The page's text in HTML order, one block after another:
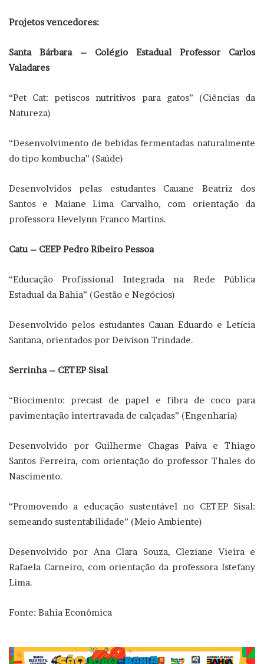
Projetos vencedores:
Santa Bárbara – Colégio Estadual Professor Carlos
Valadares
“Pet Cat: petiscos nutritivos para gatos” (Ciências da
Natureza)
“Desenvolvimento de bebidas fermentadas naturalmente
do tipo kombucha” (Saúde)
Desenvolvidos pelas estudantes Cauane Beatriz dos
Santos e Maiane Lima Carvalho, com orientação da
professora Hevelynn Franco Martins.
Catu – CEEP Pedro Ribeiro Pessoa
“Educação Profissional Integrada na Rede Pública
Estadual da Bahia” (Gestão e Negócios)
Desenvolvido pelos estudantes Cauan Eduardo e Letícia
Santana, orientados por Deivison Trindade.
Serrinha – CETEP Sisal
“Biocimento: precast de papel e fibra de coco para
pavimentação intertravada de calçadas” (Engenharia)
Desenvolvido por Guilherme Chagas Paiva e Thiago
Santos Ferreira, com orientação do professor Thales do
Nascimento.
“Promovendo a educação sustentável no CETEP Sisal:
semeando sustentabilidade” (Meio Ambiente)
Desenvolvido por Ana Clara Souza, Cleziane Vieira e
Rafaela Carneiro, com orientação da professora Istefany
Lima.
Fonte: Bahia Econômica